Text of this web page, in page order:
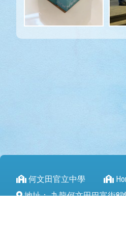
何文田官立中學
地址： 九龍何文田巴富街8